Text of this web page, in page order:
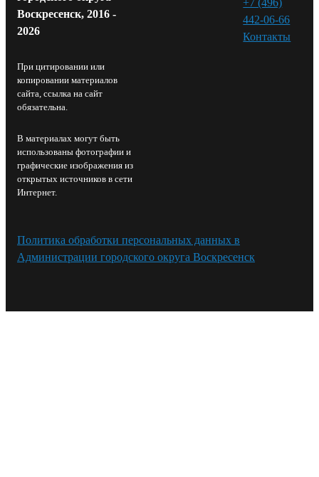
Воскресенск, 2016 -
2026
При цитировании или
копировании материалов
сайта, ссылка на сайт
обязательна.
В материалах могут быть
использованы фотографии и
графические изображения из
открытых источников в сети
Интернет.
442-06-66
Контакты⁠
Политика обработки персональных данных в
Администрации городского округа Воскресенск